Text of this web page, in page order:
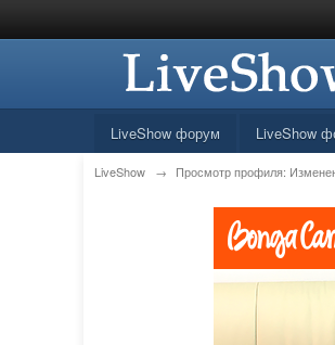
LiveShow форум LiveShow
LiveShow → Просмотр профиля: